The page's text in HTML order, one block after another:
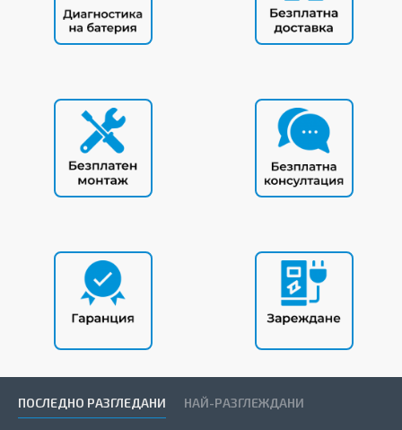
ПОСЛЕДНО РАЗГЛЕДАНИ НАЙ-РАЗГЛЕЖДАНИ